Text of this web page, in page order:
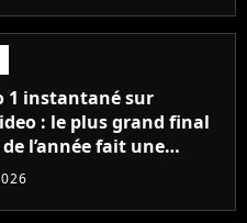
1 instantané sur
: le plus grand final
l’année fait une
dans les